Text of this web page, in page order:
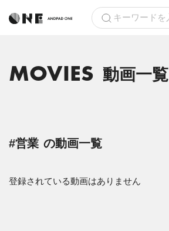
MOVIES 動画一覧
#営業 の動画一覧
登録されている動画はありません